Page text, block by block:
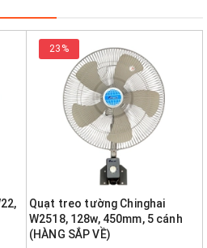
23%
Quạt treo tường Chinghai
W2518, 128w, 450mm, 5 cánh
(HÀNG SẮP VỀ)